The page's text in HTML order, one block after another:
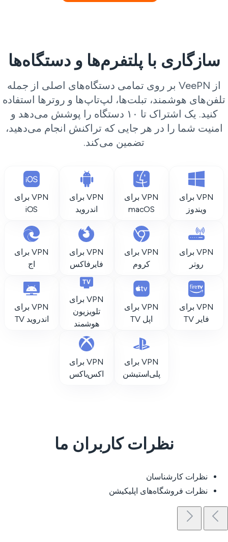
سازگاری با پلتفرم‌ها و دستگاه‌ها
از VeePN بر روی تمامی دستگاه‌های اصلی از جمله
هوشمند، تبلت‌ها، لپ‌تاپ‌ها و روترها استفاده
کنید. یک اشتراک تا ۱۰ دستگاه را پوشش می‌دهد و
امنیت شما را در هر جایی که تراکنش انجام می‌دهید،
تضمین می‌کند.
VPN برای
ویندوز
VPN برای
macOS
VPN برای
اندروید
VPN برای
iOS
VPN برای
روتر
VPN برای
کروم
VPN برای
فایرفاکس
VPN برای
اج
VPN برای
فایر TV
VPN برای
اپل TV
VPN برای
تلویزیون
هوشمند
VPN برای
اندروید TV
VPN برای
پلی‌استیشن
VPN برای
اکس‌باکس
نظرات کاربران ما
نظرات کارشناسان
نظرات فروشگاه‌های اپلیکیشن